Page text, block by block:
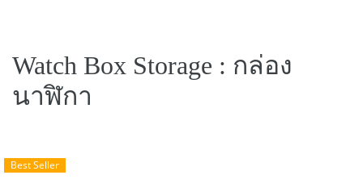
Watch Box Storage : กล่อง
นาฬิกา
Best Seller